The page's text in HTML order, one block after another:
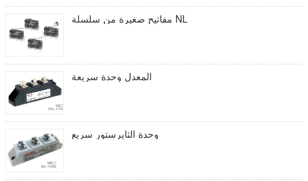
مفاتيح صغيرة من سلسلة NL
المعدل وحدة سريعة
وحدة الثايرستور سريع